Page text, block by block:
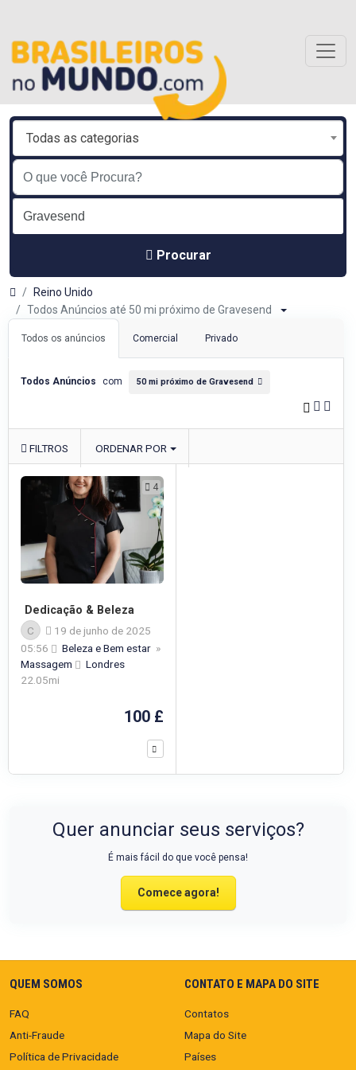
Todas as categorias
Procurar
Reino Unido
Todos Anúncios até 50 mi próximo de Gravesend
Todos os anúncios Comercial Privado
Todos Anúncios com 50 mi próximo de Gravesend
FILTROS ORDENAR POR
4
Dedicação & Beleza
C
19 de junho de 2025
05:56
Beleza e Bem estar »
Massagem
Londres
22.05mi
100 £
Quer anunciar seus serviços?
É mais fácil do que você pensa!
Comece agora!
QUEM SOMOS
FAQ
Anti-Fraude
Política de Privacidade
CONTATO E MAPA DO SITE
Contatos
Mapa do Site
Países